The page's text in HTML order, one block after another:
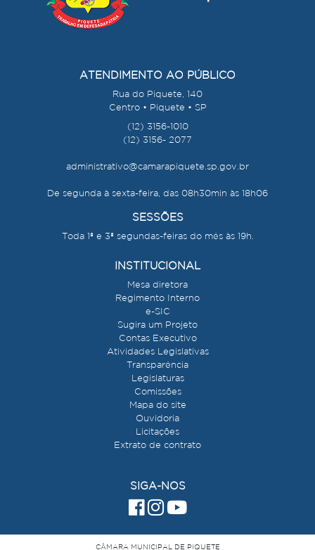
ATENDIMENTO AO PÚBLICO
Rua do Piquete, 140
Centro • Piquete • SP
(12) 3156-1010
(12) 3156- 2077
administrativo@camarapiquete.sp.gov.br
De segunda à sexta-feira, das 08h30min às 18h06
SESSÕES
Toda 1ª e 3ª segundas-feiras do mês às 19h.
INSTITUCIONAL
Mesa diretora
Regimento Interno
e-SIC
Sugira um Projeto
Contas Executivo
Atividades Legislativas
Transparência
Legislaturas
Comissões
Mapa do site
Ouvidoria
Licitações
Extrato de contrato
SIGA-NOS
CÂMARA MUNICIPAL DE PIQUETE